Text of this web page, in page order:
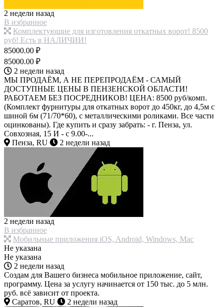
2 недели назад
В избранное
Комплектующие для изготовления откатных ворот! 8500
руб! Есть в НАЛИЧИИ!
85000.00 ₽
85000.00 ₽
2 недели назад
МЫ ПРОДАЁМ, А НЕ ПЕРЕПРОДАЁМ - САМЫЙ
ДОСТУПНЫЕ ЦЕНЫ В ПЕНЗЕНСКОЙ ОБЛАСТИ!
РАБОТАЕМ БЕЗ ПОСРЕДНИКОВ! ЦЕНА: 8500 руб/комп.
(Комплект фурнитуры для откатных ворот до 450кг, до 4,5м с
шиной 6м (71/70*60), с металлическими роликами. Все части
оцинкованы). Где купить и сразу забрать: - г. Пенза, ул.
Совхозная, 15 И - с 9.00-...
Пенза, RU
2 недели назад
2 недели назад
В избранное
Мобильные приложения iOS, Android, Windows, Mac
Не указана
Не указана
2 недели назад
Создам для Вашего бизнеса мобильное приложение, сайт,
программу. Цена за услугу начинается от 150 тыс. до 5 млн.
руб. всё зависит от проекта.
Саратов, RU
2 недели назад